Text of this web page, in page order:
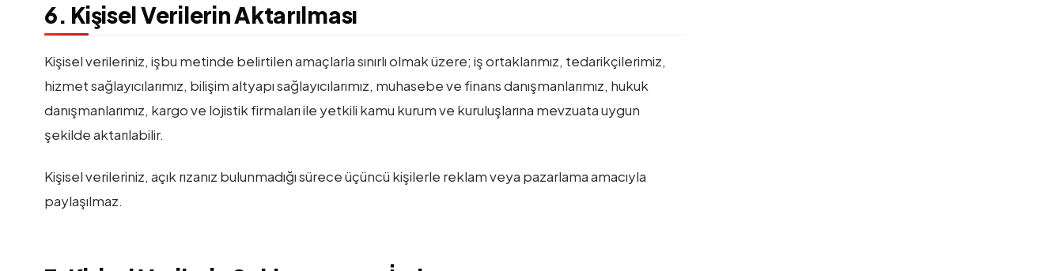
6. Kişisel Verilerin Aktarılması
Kişisel verileriniz, işbu metinde belirtilen amaçlarla sınırlı olmak üzere; iş ortaklarımız, tedarikçilerimiz,
hizmet sağlayıcılarımız, bilişim altyapı sağlayıcılarımız, muhasebe ve finans danışmanlarımız, hukuk
danışmanlarımız, kargo ve lojistik firmaları ile yetkili kamu kurum ve kuruluşlarına mevzuata uygun
şekilde aktarılabilir.
Kişisel verileriniz, açık rızanız bulunmadığı sürece üçüncü kişilerle reklam veya pazarlama amacıyla
paylaşılmaz.